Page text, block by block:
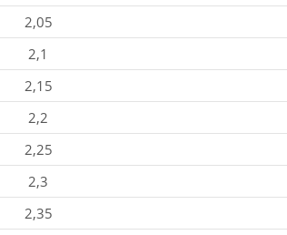
2,05
2,1
2,15
2,2
2,25
2,3
2,35